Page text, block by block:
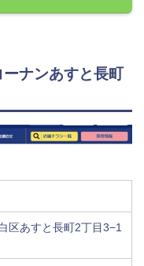
ナンあすと長町
区あすと長町2丁目3−1